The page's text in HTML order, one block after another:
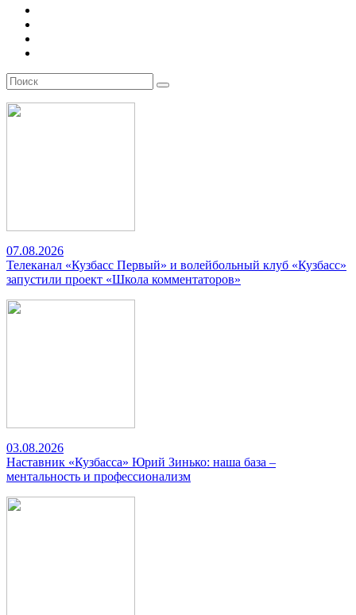
07.08.2026
Телеканал «Кузбасс Первый» и волейбольный клуб «Кузбасс»
запустили проект «Школа комментаторов»
03.08.2026
Наставник «Кузбасса» Юрий Зинько: наша база –
ментальность и профессионализм